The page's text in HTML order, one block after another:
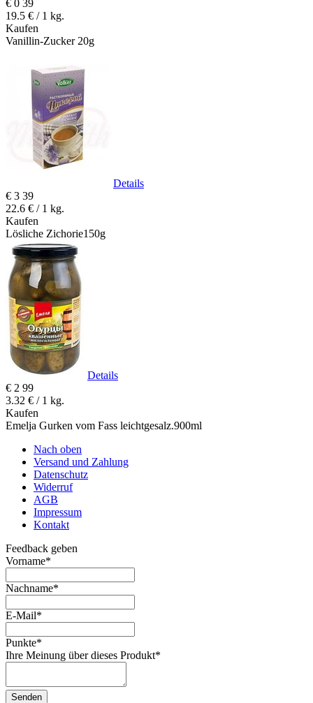
€ 0 39
19.5 € / 1 kg.
Kaufen
Vanillin-Zucker 20g
Details
€ 3 39
22.6 € / 1 kg.
Kaufen
Lösliche Zichorie150g
Details
€ 2 99
3.32 € / 1 kg.
Kaufen
Emelja Gurken vom Fass leichtgesalz.900ml
Nach oben
Versand und Zahlung
Datenschutz
Widerruf
AGB
Impressum
Kontakt
Feedback geben
Vorname*
Nachname*
E-Mail*
Punkte*
Ihre Meinung über dieses Produkt*
Senden